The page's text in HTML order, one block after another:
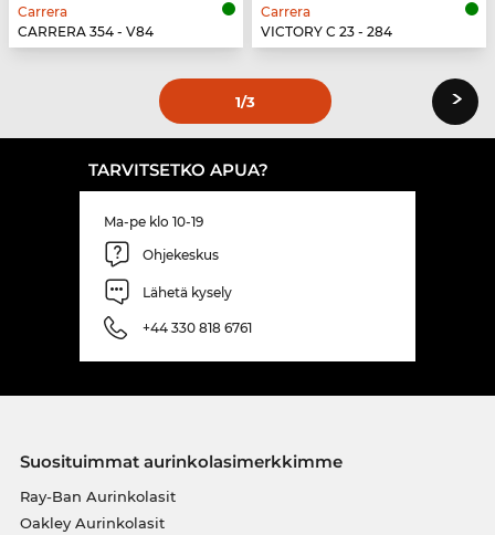
Carrera
CARRERA 354 - V84
Carrera
VICTORY C 23 - 284
1/3 ›
TARVITSETKO APUA?
Ma-pe klo 10-19
Ohjekeskus
Lähetä kysely
+44 330 818 6761
Suosituimmat aurinkolasimerkkimme
Ray-Ban Aurinkolasit
Oakley Aurinkolasit